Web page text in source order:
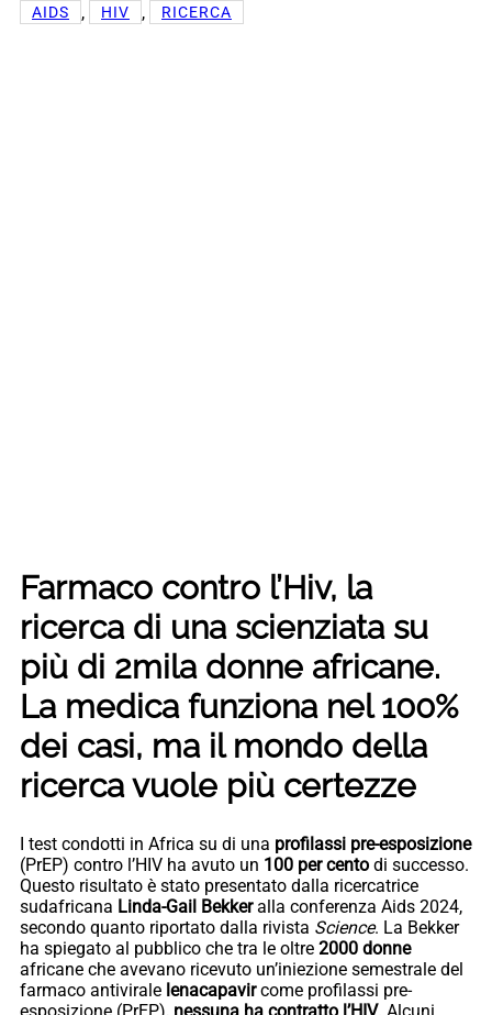
AIDS , HIV , RICERCA
Farmaco contro l’Hiv, la
ricerca di una scienziata su
più di 2mila donne africane.
La medica funziona nel 100%
dei casi, ma il mondo della
ricerca vuole più certezze
I test condotti in Africa su di una profilassi pre-esposizione
(PrEP) contro l’HIV ha avuto un 100 per cento di successo.
Questo risultato è stato presentato dalla ricercatrice
sudafricana Linda-Gail Bekkeralla conferenza Aids 2024,
secondo quanto riportato dalla rivista Science. La Bekker
ha spiegato al pubblico che tra le oltre 2000 donne
africane che avevano ricevuto un’iniezione semestrale del
farmaco antivirale lenacapavircome profilassi pre-